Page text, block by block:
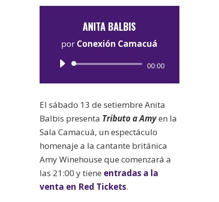
ANITA BALBIS
por Conexión Camacuá
Reproductor
00:00
El sábado 13 de setiembre Anita
Balbis presenta Tributo a Amyen la
Sala Camacuá, un espectáculo
homenaje a la cantante británica
Amy Winehouse que comenzará a
las 21:00 y tiene entradas a la
venta en Red Tickets.